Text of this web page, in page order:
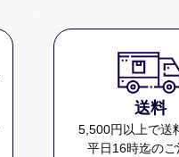
送料
5,500円以上で送
平日16時迄のご